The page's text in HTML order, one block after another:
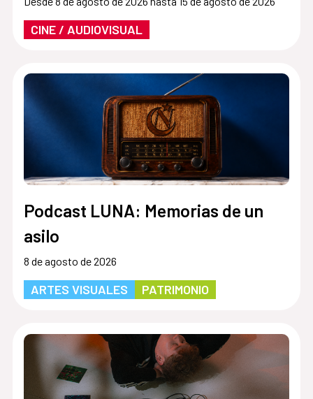
CINE / AUDIOVISUAL
Podcast LUNA: Memorias de un
asilo
8 de agosto de 2026
ARTES VISUALES PATRIMONIO